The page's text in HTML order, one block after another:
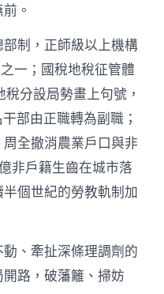
。
制，正師級以上機構
一；國稅地稅征管體
分設局勢畫上句號，
部由正職轉為副職；
全撤消農業戶口與非
非戶籍生齒在城市落
個世紀的勞教軌制加
、牽扯深條理調劑的
路，破藩籬、掃妨